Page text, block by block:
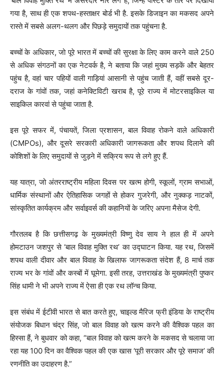
गया है, साथ ही एक शपथ-हस्ताक्षर बोर्ड भी है. इसके डिजाइन का मकसद अपने
रास्ते में सबसे अलग-थलग और पिछड़े समुदायों तक पहुंचना है.
बच्चों के अधिकार, जो पूरे भारत में बच्चों की सुरक्षा के लिए काम करने वाले 250
से अधिक संगठनों का एक नेटवर्क है, ने बताया कि जहां मुख्य सड़कें और बेहतर
पहुंच है, वहां चार पहियों वाली गाड़ियां आसानी से पहुंच जाती हैं, वहीं सबसे दूर-
दराज के गांवों तक, जहां कनेक्टिविटी खराब है, पूरे राज्य में मोटरसाइकिल या
साइकिल कारवां से पहुंचा जाता है.
इस पूरे सफर में, पंचायतें, जिला प्रशासन, बाल विवाह रोकने वाले अधिकारी
(CMPOs), और दूसरे सरकारी अधिकारी जागरूकता और शपथ दिलाने की
कोशिशों के लिए समुदायों से जुड़ने में सक्रिय रूप से लगे हुए हैं.
यह यात्रा, जो अंतरराष्ट्रीय महिला दिवस पर खत्म होगी, स्कूलों, ग्राम सभाओं,
धार्मिक संस्थानों और ऐतिहासिक जगहों से होकर गुजरेगी, और नुक्कड़ नाटकों,
सांस्कृतित कार्यक्रम और सर्वाइवर्स की कहानियों के जरिए अपना मैसेज देगी.
गौरतलब है कि छत्तीसगढ़ के मुख्यमंत्री विष्णु देव साय ने हाल ही में अपने
होमटाउन जशपुर से ‘बाल विवाह मुक्ति रथ’ का उद्घाटन किया. यह रथ, जिसमें
शपथ वाली दीवार और बाल विवाह के खिलाफ जागरूकता संदेश हैं, 8 मार्च तक
राज्य भर के गांवों और कस्बों में घूमेगा. इसी तरह, उत्तराखंड के मुख्यमंत्री पुष्कर
सिंह धामी ने भी अपने राज्य में ऐसा ही एक रथ लॉन्च किया.
इस संबंध में ईटीवी भारत से बात करते हुए, चाइल्ड मैरिज फ्री इंडिया के राष्ट्रीय
संयोजक बिधान चंद्र सिंह, जो बाल विवाह को खत्म करने की वैश्विक पहल का
हिस्सा हैं, ने बुधवार को कहा, “बाल विवाह को खत्म करने के मकसद से चलाया जा
रहा यह 100 दिन का वैश्विक पहल की एक खास ‘पूरी सरकार और पूरे समाज’ की
रणनीति का उदाहरण है.”